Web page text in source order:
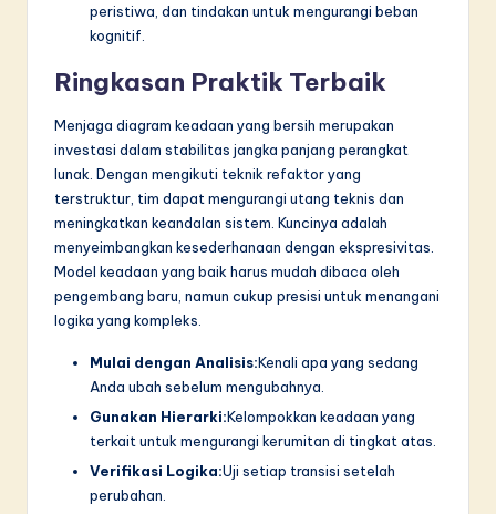
peristiwa, dan tindakan untuk mengurangi beban
kognitif.
Ringkasan Praktik Terbaik
Menjaga diagram keadaan yang bersih merupakan
investasi dalam stabilitas jangka panjang perangkat
lunak. Dengan mengikuti teknik refaktor yang
terstruktur, tim dapat mengurangi utang teknis dan
meningkatkan keandalan sistem. Kuncinya adalah
menyeimbangkan kesederhanaan dengan ekspresivitas.
Model keadaan yang baik harus mudah dibaca oleh
pengembang baru, namun cukup presisi untuk menangani
logika yang kompleks.
Mulai dengan Analisis:Kenali apa yang sedang
Anda ubah sebelum mengubahnya.
Gunakan Hierarki:Kelompokkan keadaan yang
terkait untuk mengurangi kerumitan di tingkat atas.
Verifikasi Logika:Uji setiap transisi setelah
perubahan.